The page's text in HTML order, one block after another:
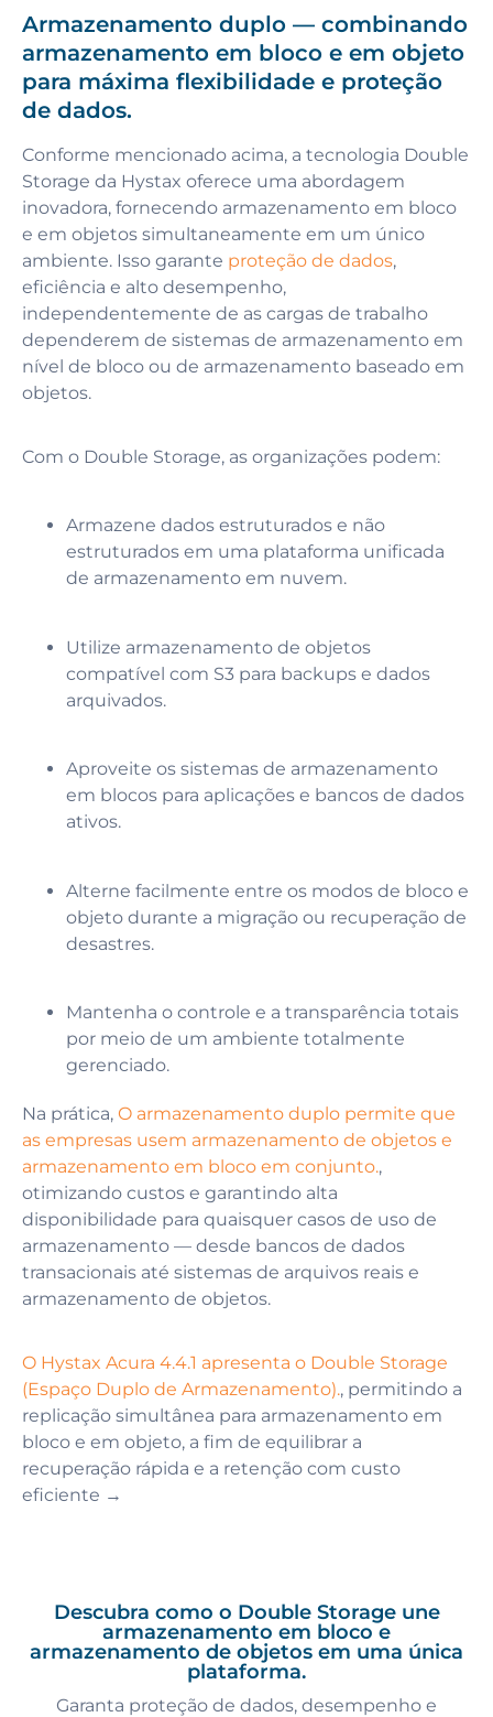
Armazenamento duplo — combinando
armazenamento em bloco e em objeto
para máxima flexibilidade e proteção
de dados.
Conforme mencionado acima, a tecnologia Double
Storage da Hystax oferece uma abordagem
inovadora, fornecendo armazenamento em bloco
e em objetos simultaneamente em um único
ambiente. Isso garante proteção de dados,
eficiência e alto desempenho,
independentemente de as cargas de trabalho
dependerem de sistemas de armazenamento em
nível de bloco ou de armazenamento baseado em
objetos.
Com o Double Storage, as organizações podem:
Armazene dados estruturados e não
estruturados em uma plataforma unificada
de armazenamento em nuvem.
Utilize armazenamento de objetos
compatível com S3 para backups e dados
arquivados.
Aproveite os sistemas de armazenamento
em blocos para aplicações e bancos de dados
ativos.
Alterne facilmente entre os modos de bloco e
objeto durante a migração ou recuperação de
desastres.
Mantenha o controle e a transparência totais
por meio de um ambiente totalmente
gerenciado.
Na prática, O armazenamento duplo permite que
as empresas usem armazenamento de objetos e
armazenamento em bloco em conjunto.,
otimizando custos e garantindo alta
disponibilidade para quaisquer casos de uso de
armazenamento — desde bancos de dados
transacionais até sistemas de arquivos reais e
armazenamento de objetos.
O Hystax Acura 4.4.1 apresenta o Double Storage
(Espaço Duplo de Armazenamento)., permitindo a
replicação simultânea para armazenamento em
bloco e em objeto, a fim de equilibrar a
recuperação rápida e a retenção com custo
eficiente →
Descubra como o Double Storage une
armazenamento em bloco e
armazenamento de objetos em uma única
plataforma.
Garanta proteção de dados, desempenho e